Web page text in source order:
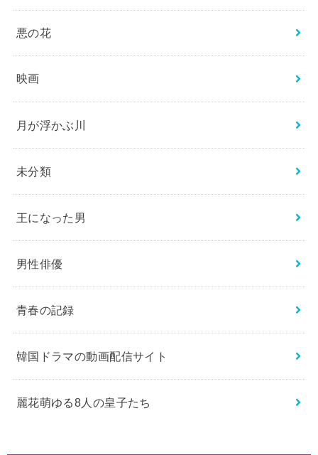
悪の花
映画
月が浮かぶ川
未分類
王になった男
男性俳優
青春の記録
韓国ドラマの動画配信サイト
麗花萌ゆる8人の皇子たち